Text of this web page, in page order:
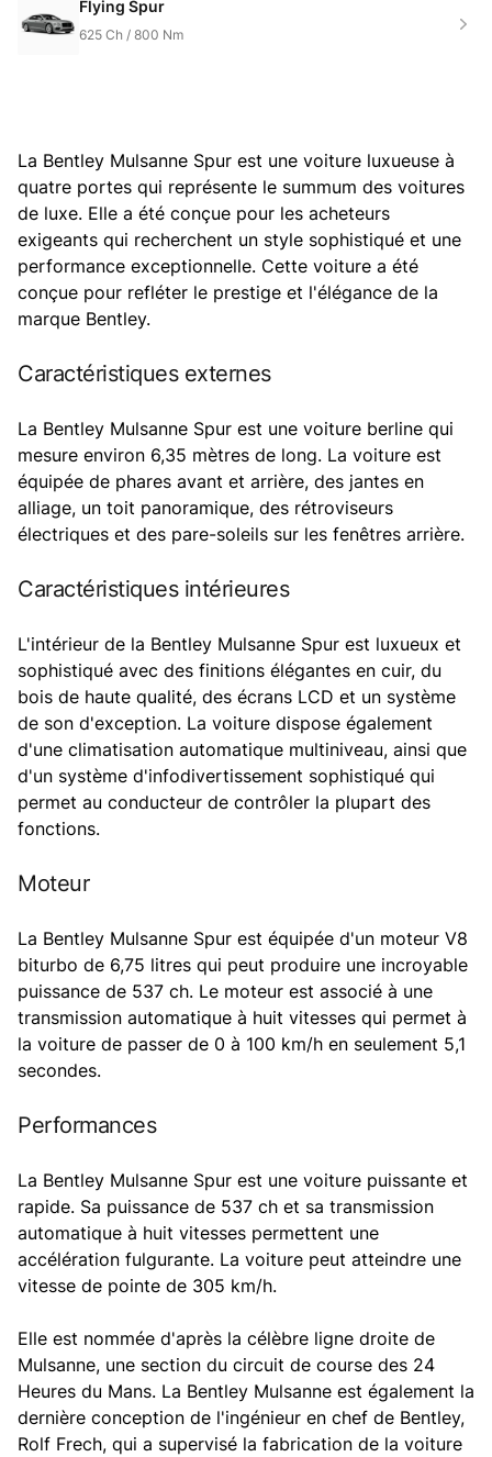
Flying Spur
625 Ch / 800 Nm
La Bentley Mulsanne Spur est une voiture luxueuse à
quatre portes qui représente le summum des voitures
de luxe. Elle a été conçue pour les acheteurs
exigeants qui recherchent un style sophistiqué et une
performance exceptionnelle. Cette voiture a été
conçue pour refléter le prestige et l'élégance de la
marque Bentley.
Caractéristiques externes
La Bentley Mulsanne Spur est une voiture berline qui
mesure environ 6,35 mètres de long. La voiture est
équipée de phares avant et arrière, des jantes en
alliage, un toit panoramique, des rétroviseurs
électriques et des pare-soleils sur les fenêtres arrière.
Caractéristiques intérieures
L'intérieur de la Bentley Mulsanne Spur est luxueux et
sophistiqué avec des finitions élégantes en cuir, du
bois de haute qualité, des écrans LCD et un système
de son d'exception. La voiture dispose également
d'une climatisation automatique multiniveau, ainsi que
d'un système d'infodivertissement sophistiqué qui
permet au conducteur de contrôler la plupart des
fonctions.
Moteur
La Bentley Mulsanne Spur est équipée d'un moteur V8
biturbo de 6,75 litres qui peut produire une incroyable
puissance de 537 ch. Le moteur est associé à une
transmission automatique à huit vitesses qui permet à
la voiture de passer de 0 à 100 km/h en seulement 5,1
secondes.
Performances
La Bentley Mulsanne Spur est une voiture puissante et
rapide. Sa puissance de 537 ch et sa transmission
automatique à huit vitesses permettent une
accélération fulgurante. La voiture peut atteindre une
vitesse de pointe de 305 km/h.
Elle est nommée d'après la célèbre ligne droite de
Mulsanne, une section du circuit de course des 24
Heures du Mans. La Bentley Mulsanne est également la
dernière conception de l'ingénieur en chef de Bentley,
Rolf Frech, qui a supervisé la fabrication de la voiture